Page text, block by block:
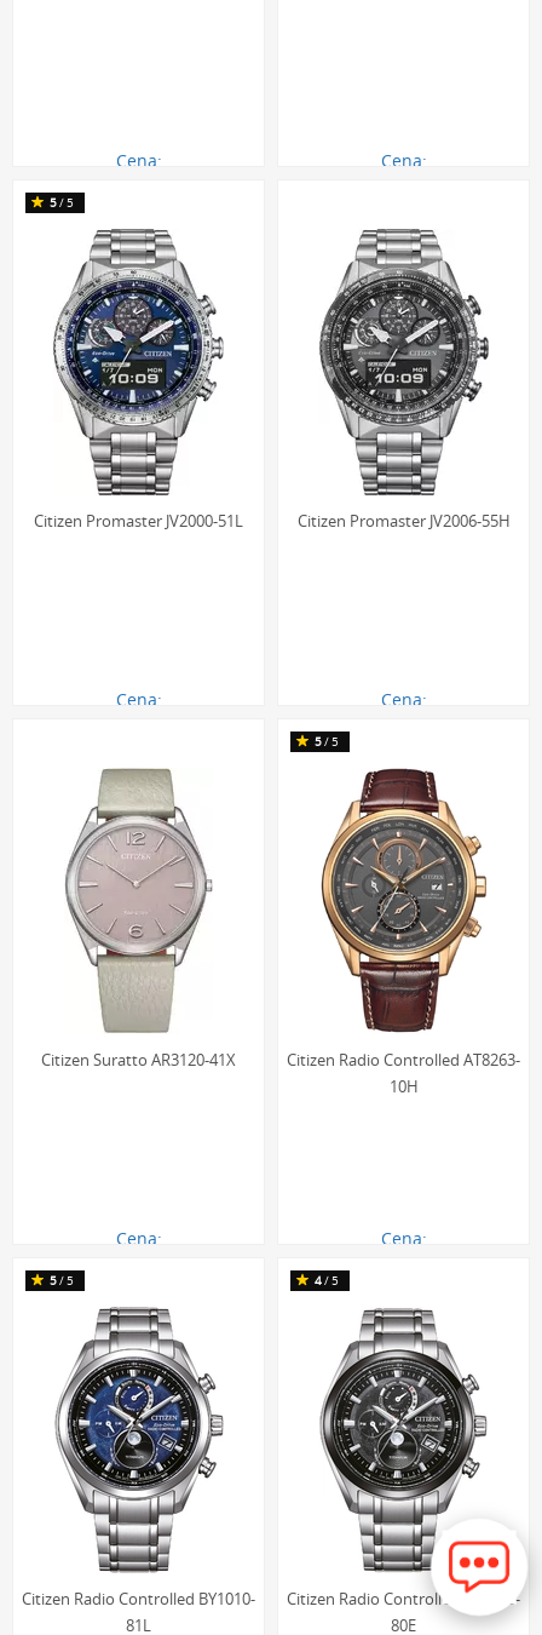
Cena:
Cena:
Citizen Promaster JV2000-51L
Cena:
5/5
Citizen Promaster JV2006-55H
Cena:
Citizen Suratto AR3120-41X
Cena:
Citizen Radio Controlled AT8263-
10H
Cena:
5/5
Citizen Radio Controlled BY1010-
81L
5/5
Citizen Radio Controlled BY1018-
80E
4/5